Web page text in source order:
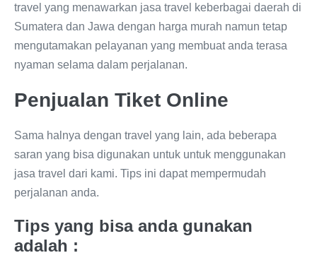
travel yang menawarkan jasa travel keberbagai daerah di
Sumatera dan Jawa dengan harga murah namun tetap
mengutamakan pelayanan yang membuat anda terasa
nyaman selama dalam perjalanan.
Penjualan Tiket Online
Sama halnya dengan travel yang lain, ada beberapa
saran yang bisa digunakan untuk untuk menggunakan
jasa travel dari kami. Tips ini dapat mempermudah
perjalanan anda.
Tips yang bisa anda gunakan
adalah :